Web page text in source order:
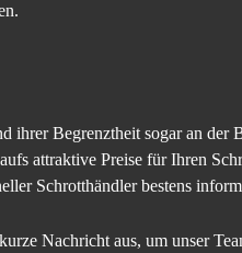
ihrer Begrenztheit sogar an der
attraktive Preise für Ihren
Schrotthändler bestens
Nachricht aus, um unser